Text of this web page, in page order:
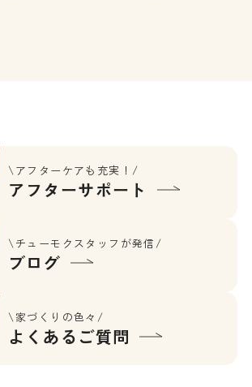
\アフターケアも充実！/
アフターサポート
\チューモクスタッフが発信/
ブログ
\家づくりの色々/
よくあるご質問